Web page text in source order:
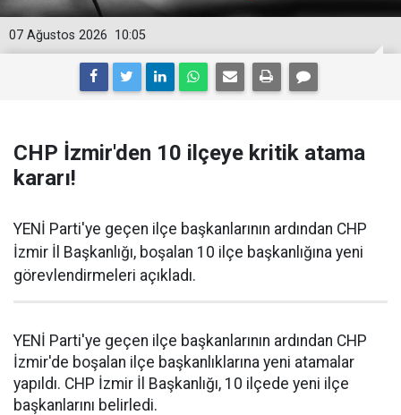
10:05
07 Ağustos 2026
CHP İzmir'den 10 ilçeye kritik atama
kararı!
YENİ Parti'ye geçen ilçe başkanlarının ardından CHP
İzmir İl Başkanlığı, boşalan 10 ilçe başkanlığına yeni
görevlendirmeleri açıkladı.
YENİ Parti'ye geçen ilçe başkanlarının ardından CHP
İzmir'de boşalan ilçe başkanlıklarına yeni atamalar
yapıldı. CHP İzmir İl Başkanlığı, 10 ilçede yeni ilçe
başkanlarını belirledi.